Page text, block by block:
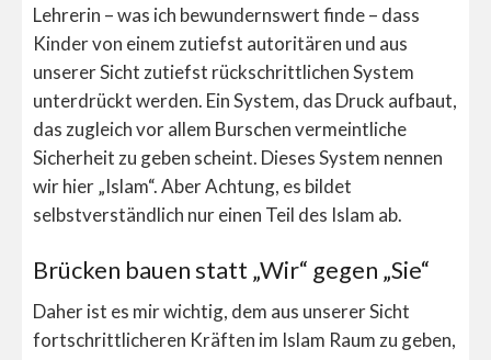
Lehrerin – was ich bewundernswert finde – dass
Kinder von einem zutiefst autoritären und aus
unserer Sicht zutiefst rückschrittlichen System
unterdrückt werden. Ein System, das Druck aufbaut,
das zugleich vor allem Burschen vermeintliche
Sicherheit zu geben scheint. Dieses System nennen
wir hier „Islam“. Aber Achtung, es bildet
selbstverständlich nur einen Teil des Islam ab.
Brücken bauen statt „Wir“ gegen „Sie“
Daher ist es mir wichtig, dem aus unserer Sicht
fortschrittlicheren Kräften im Islam Raum zu geben,